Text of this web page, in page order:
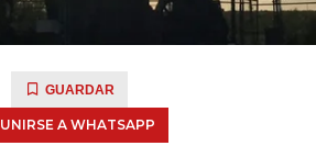
GUARDAR
UNIRSE A WHATSAPP